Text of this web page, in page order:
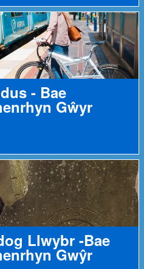
- Bae
Gŵyr
Llwybr -Bae
Gwŷr